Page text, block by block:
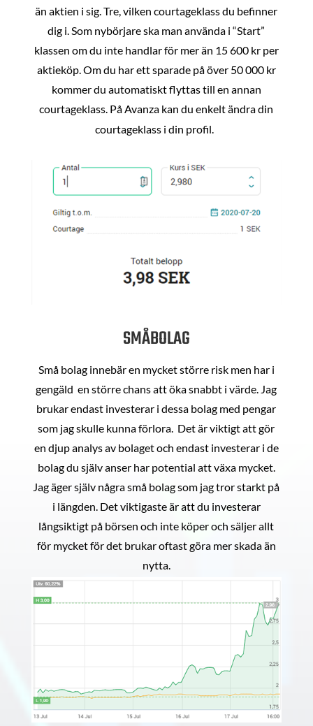
än aktien i sig. Tre, vilken courtageklass du befinner
dig i. Som nybörjare ska man använda i “Start”
klassen om du inte handlar för mer än 15 600 kr per
aktieköp. Om du har ett sparade på över 50 000 kr
kommer du automatiskt flyttas till en annan
courtageklass. På Avanza kan du enkelt ändra din
courtageklass i din profil.
SMÅBOLAG
Små bolag innebär en mycket större risk men har i
gengäld en större chans att öka snabbt i värde. Jag
brukar endast investerar i dessa bolag med pengar
som jag skulle kunna förlora. Det är viktigt att gör
en djup analys av bolaget och endast investerar i de
bolag du själv anser har potential att växa mycket.
Jag äger själv några små bolag som jag tror starkt på
i längden. Det viktigaste är att du investerar
långsiktigt på börsen och inte köper och säljer allt
för mycket för det brukar oftast göra mer skada än
nytta.